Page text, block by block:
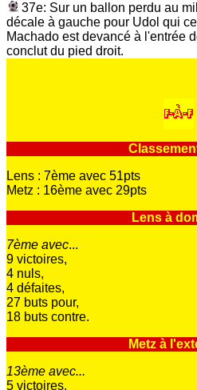
Lens : 7ème avec 51pts
Metz : 16ème avec 29pts
Lens à
7ème avec...
9 victoires,
4 nuls,
4 défaites,
27 buts pour,
18 buts contre.
Metz à
13ème avec...
5 victoires,
37e: Sur un ballon perdu au
décale à gauche pour Udol qui
Machado est devancé à l'entrée
conclut du pied droit.